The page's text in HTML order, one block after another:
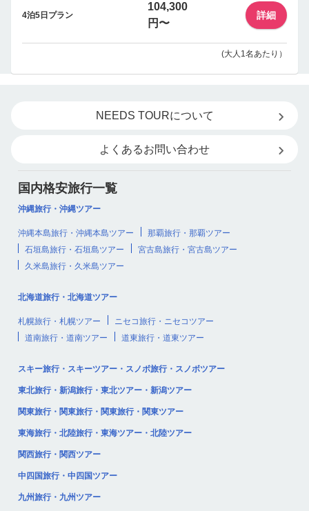
4泊5日プラン
104,300
円〜
詳細
(大人1名あたり）
NEEDS TOURについて
よくあるお問い合わせ
国内格安旅行一覧
沖縄旅行・沖縄ツアー
沖縄本島旅行・沖縄本島ツアー
那覇旅行・那覇ツアー
石垣島旅行・石垣島ツアー
宮古島旅行・宮古島ツアー
久米島旅行・久米島ツアー
北海道旅行・北海道ツアー
札幌旅行・札幌ツアー
ニセコ旅行・ニセコツアー
道南旅行・道南ツアー
道東旅行・道東ツアー
スキー旅行・スキーツアー・スノボ旅行・スノボツアー
東北旅行・新潟旅行・東北ツアー・新潟ツアー
関東旅行・関東旅行・関東旅行・関東ツアー
東海旅行・北陸旅行・東海ツアー・北陸ツアー
関西旅行・関西ツアー
中四国旅行・中四国ツアー
九州旅行・九州ツアー